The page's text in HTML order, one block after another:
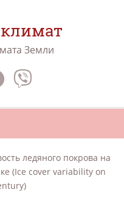
Земли
ледяного покрова на
(Ice cover variability on